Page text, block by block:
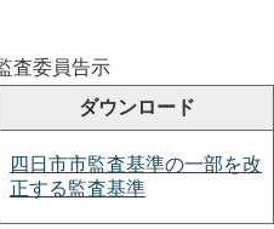
査委員告示
ダウンロード
四日市市監査基準の一部を改
正する監査基準